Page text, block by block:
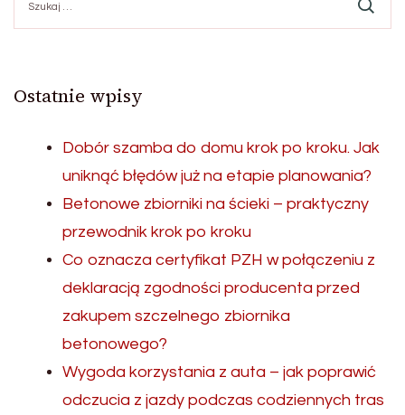
Ostatnie wpisy
Dobór szamba do domu krok po kroku. Jak
uniknąć błędów już na etapie planowania?
Betonowe zbiorniki na ścieki – praktyczny
przewodnik krok po kroku
Co oznacza certyfikat PZH w połączeniu z
deklaracją zgodności producenta przed
zakupem szczelnego zbiornika
betonowego?
Wygoda korzystania z auta – jak poprawić
odczucia z jazdy podczas codziennych tras